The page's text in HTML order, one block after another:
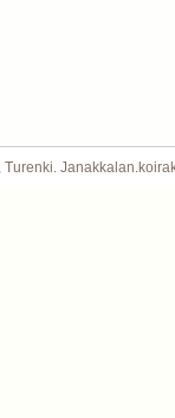
Turenki.